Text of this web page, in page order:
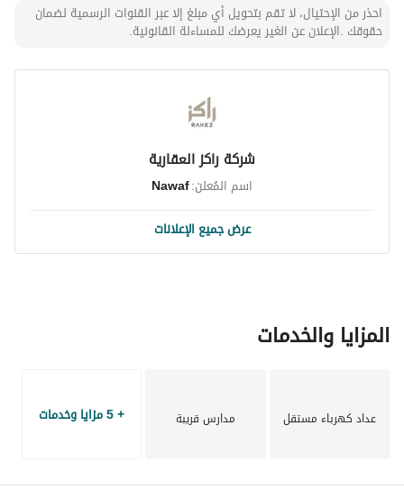
احذر من الإحتيال، لا تقم بتحويل أي مبلغ إلا عبر القنوات الرسمية لضمان
حقوقك .الإعلان عن الغير يعرضك للمساءلة القانونية.
شركة راكز العقارية
اسم المُعلن:Nawaf
عرض جميع الإعلانات
المزايا والخدمات
عداد كهرباء مستقل مدارس قريبة + 5 مزايا وخدمات